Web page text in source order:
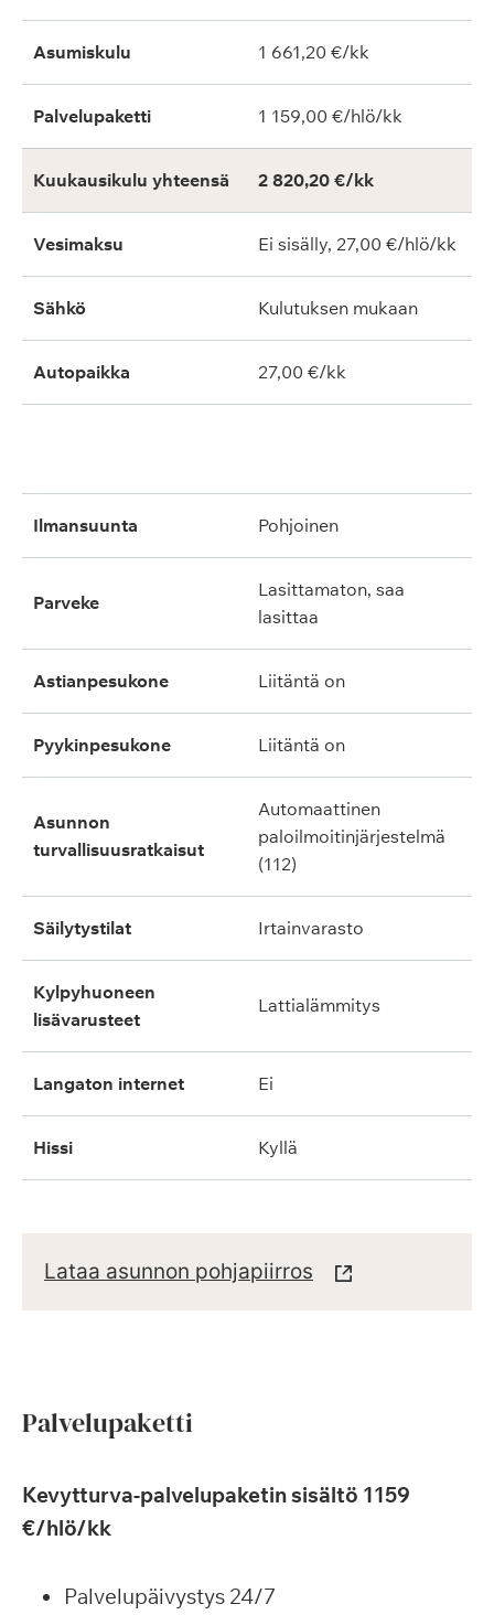
Asumiskulu 1 661,20 €/kk
Palvelupaketti 1 159,00 €/hlö/kk
Kuukausikulu yhteensä 2 820,20 €/kk
Vesimaksu Ei sisälly, 27,00 €/hlö/kk
Sähkö Kulutuksen mukaan
Autopaikka 27,00 €/kk
ilmansuunta pohjoinen
parveke
lasittamaton, saa
lasittaa
astianpesukone liitäntä on
pyykinpesukone liitäntä on
asunnon
turvallisuusratkaisut
automaattinen
paloilmoitinjärjestelmä
(112)
säilytystilat irtainvarasto
kylpyhuoneen
lisävarusteet
lattialämmitys
langaton internet ei
hissi kyllä
Lataa asunnon pohjapiirros
Palvelupaketti
Kevytturva-palvelupaketin sisältö 1159
€/hlö/kk
Palvelupäivystys 24/7